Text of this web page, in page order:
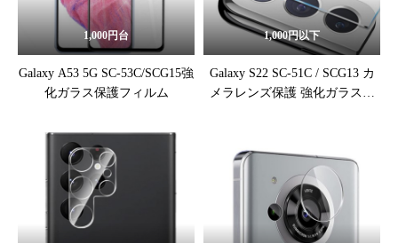
1,000円台
Galaxy A53 5G SC-53C/SCG15強
化ガラス保護フィルム
1,000円以下
Galaxy S22 SC-51C / SCG13 カ
メラレンズ保護 強化ガラスフ